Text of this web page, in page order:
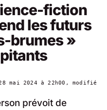
fiction
les futurs
brumes »
mai 2024 à 22h00 , modifié
prévoit de